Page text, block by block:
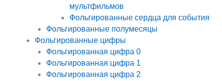
мультфильмов
Фольгированные сердца для события
Фольгированные полумесяцы
Фольгированные цифры
Фольгированная цифра 0
Фольгированная цифра 1
Фольгированная цифра 2